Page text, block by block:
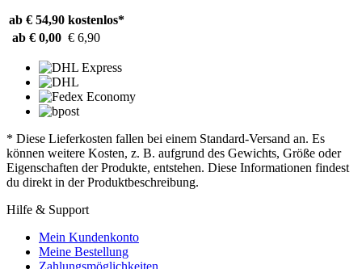
ab € 54,90 kostenlos*
ab € 0,00 € 6,90
* Diese Lieferkosten fallen bei einem Standard-Versand an. Es
können weitere Kosten, z. B. aufgrund des Gewichts, Größe oder
Eigenschaften der Produkte, entstehen. Diese Informationen findest
du direkt in der Produktbeschreibung.
Hilfe & Support
Mein Kundenkonto
Meine Bestellung